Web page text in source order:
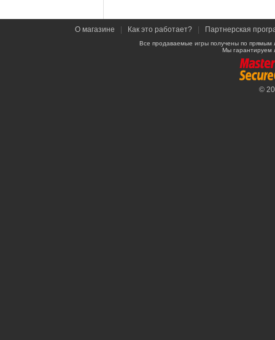
О магазине Как это работает? Партнерская
Все продаваемые игры получены по
Мы гарантируем
©